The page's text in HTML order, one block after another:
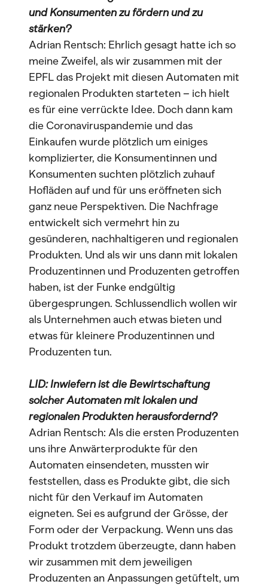
und Konsumenten zu fördern und zu
stärken?
Adrian Rentsch: Ehrlich gesagt hatte ich so
meine Zweifel, als wir zusammen mit der
EPFL das Projekt mit diesen Automaten mit
regionalen Produkten starteten – ich hielt
es für eine verrückte Idee. Doch dann kam
die Coronaviruspandemie und das
Einkaufen wurde plötzlich um einiges
komplizierter, die Konsumentinnen und
Konsumenten suchten plötzlich zuhauf
Hofläden auf und für uns eröffneten sich
ganz neue Perspektiven. Die Nachfrage
entwickelt sich vermehrt hin zu
gesünderen, nachhaltigeren und regionalen
Produkten. Und als wir uns dann mit lokalen
Produzentinnen und Produzenten getroffen
haben, ist der Funke endgültig
übergesprungen. Schlussendlich wollen wir
als Unternehmen auch etwas bieten und
etwas für kleinere Produzentinnen und
Produzenten tun.
LID: Inwiefern ist die Bewirtschaftung
solcher Automaten mit lokalen und
regionalen Produkten herausfordernd?
Adrian Rentsch: Als die ersten Produzenten
uns ihre Anwärterprodukte für den
Automaten einsendeten, mussten wir
feststellen, dass es Produkte gibt, die sich
nicht für den Verkauf im Automaten
eigneten. Sei es aufgrund der Grösse, der
Form oder der Verpackung. Wenn uns das
Produkt trotzdem überzeugte, dann haben
wir zusammen mit dem jeweiligen
Produzenten an Anpassungen getüftelt, um